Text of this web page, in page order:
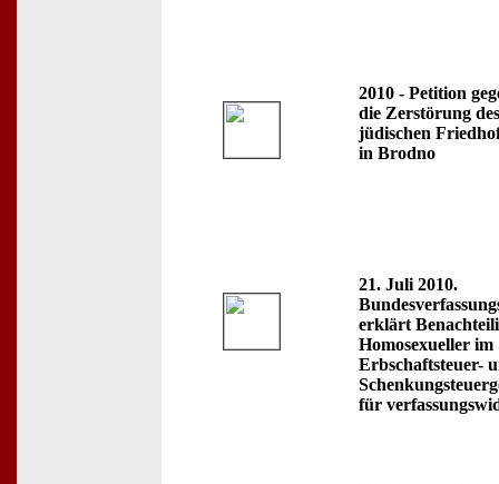
2010 - Petition
die Zerstörung des
jüdischen
in Brodno
21. Juli 2010.
erklärt
Homosexueller im
Erbschaftsteuer-
für